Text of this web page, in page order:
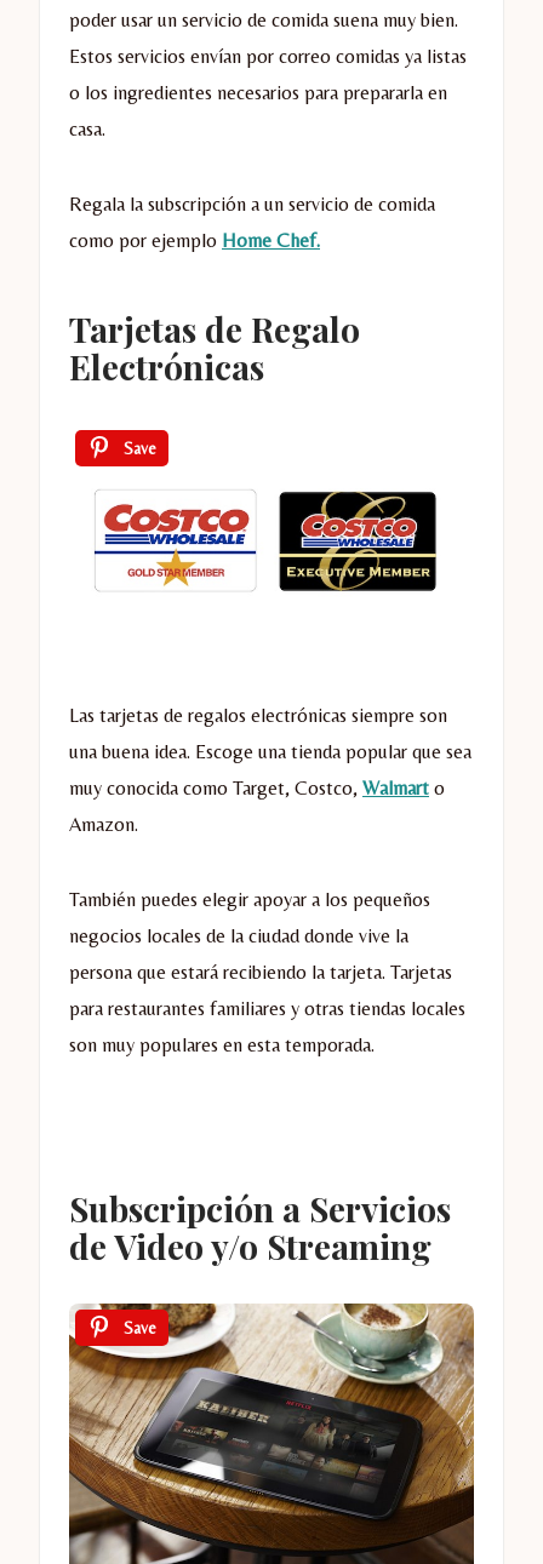
poder usar un servicio de comida suena muy bien.
Estos servicios envían por correo comidas ya listas
o los ingredientes necesarios para prepararla en
casa.
Regala la subscripción a un servicio de comida
como por ejemplo Home Chef.
Tarjetas de Regalo
Electrónicas
Save
Las tarjetas de regalos electrónicas siempre son
una buena idea. Escoge una tienda popular que sea
muy conocida como Target, Costco, Walmart o
Amazon.
También puedes elegir apoyar a los pequeños
negocios locales de la ciudad donde vive la
persona que estará recibiendo la tarjeta. Tarjetas
para restaurantes familiares y otras tiendas locales
son muy populares en esta temporada.
Subscripción a Servicios
de Video y/o Streaming
Save